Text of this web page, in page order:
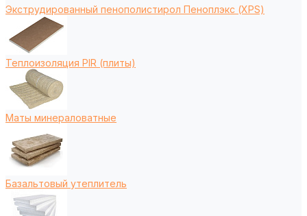
Экструдированный пенополистирол Пеноплэкс (XPS)
Теплоизоляция PIR (плиты)
Маты минераловатные
Базальтовый утеплитель